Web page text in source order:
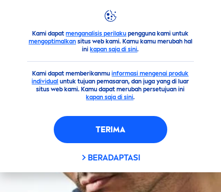
Kami dapatmenganalisis perilaku pengguna kami untuk
mengoptimalkansitus web kami. Kamu kamu merubah hal
ini kapan saja di sini.
Kami dapat memberikanmuinformasi mengenai produk
individual untuk tujuan pemasaran, dan juga yang di luar
situs web kami. Kamu dapat merubah persetujuan ini
kapan saja di sini.
TERIMA
BERADAPTASI
Saran Pria 5 Penyebab Pori-pori Besar di Wajah Pria